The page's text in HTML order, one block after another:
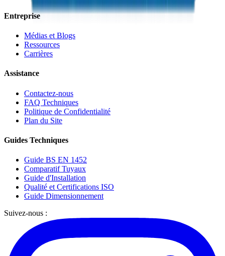
Entreprise
Médias et Blogs
Ressources
Carrières
Assistance
Contactez-nous
FAQ Techniques
Politique de Confidentialité
Plan du Site
Guides Techniques
Guide BS EN 1452
Comparatif Tuyaux
Guide d'Installation
Qualité et Certifications ISO
Guide Dimensionnement
Suivez-nous :